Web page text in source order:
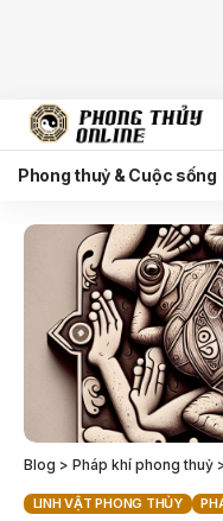
Phong thuỷ & Cuộc sống
Blog > Pháp khí phong thuỷ
LINH VẬT PHONG THỦY